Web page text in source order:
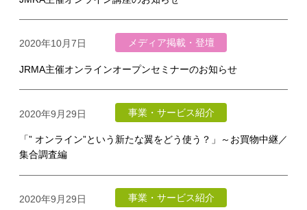
2020年10月7日 メディア掲載・登壇
JRMA主催オンラインオープンセミナーのお知らせ
2020年9月29日 事業・サービス紹介
「” オンライン”という新たな翼をどう使う？」～お買物中継／
集合調査編
2020年9月29日 事業・サービス紹介